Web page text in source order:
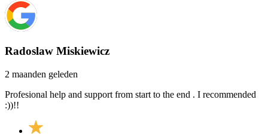
Radoslaw Miskiewicz
2 maanden geleden
Profesional help and support from start to the end . I recommended
:))!!